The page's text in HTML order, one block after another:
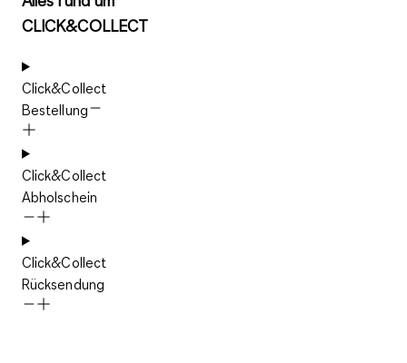
CLICK&COLLECT
Click&Collect
Bestellung
Click&Collect
Abholschein
Click&Collect
Rücksendung